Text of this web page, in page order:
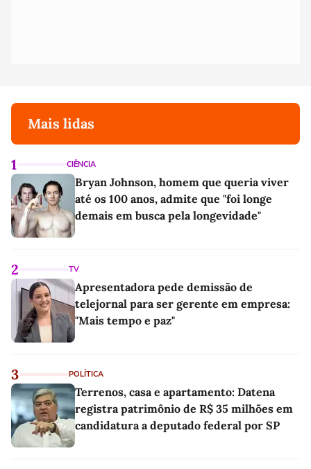
Mais lidas
1 CIÊNCIA
Bryan Johnson, homem que queria viver
até os 100 anos, admite que "foi longe
demais em busca pela longevidade"
2 TV
Apresentadora pede demissão de
telejornal para ser gerente em empresa:
"Mais tempo e paz"
3 POLÍTICA
Terrenos, casa e apartamento: Datena
registra patrimônio de R$ 35 milhões em
candidatura a deputado federal por SP